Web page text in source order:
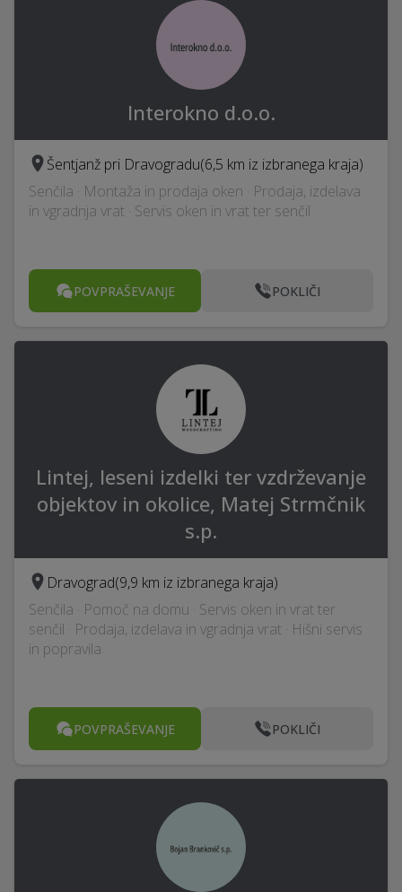
Interokno d.o.o.
Šentjanž pri Dravogradu(6,5 km iz izbranega kraja)
Senčila · Montaža in prodaja oken · Prodaja, izdelava
in vgradnja vrat · Servis oken in vrat ter senčil
POVPRAŠEVANJE POKLIČI
Lintej, leseni izdelki ter vzdrževanje
objektov in okolice, Matej Strmčnik
s.p.
Dravograd(9,9 km iz izbranega kraja)
Senčila · Pomoč na domu · Servis oken in vrat ter
senčil · Prodaja, izdelava in vgradnja vrat · Hišni servis
in popravila
POVPRAŠEVANJE POKLIČI